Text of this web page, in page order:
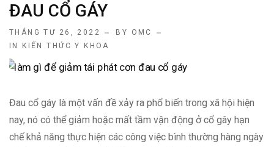
ĐAU CỔ GÁY
THÁNG TƯ 26, 2022
BY OMC
IN
KIẾN THỨC Y KHOA
Đau cổ gáy là một vấn đề xảy ra phổ biến trong xã hội hiện
nay, nó có thể giảm hoặc mất tầm vận động ở cổ gây hạn
chế khả năng thực hiện các công việc bình thường hàng ngày